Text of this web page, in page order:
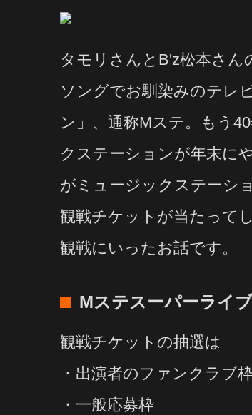
タモリさんとB'z松本さ
ソングでお馴染みのテレ
ン」、通称Mステ。もう
クステーションが年末に
がミュージックステーシ
観戦チケットが当たって
観戦にいったお話です。
Mステスーパーライ
観戦チケットの抽選は
・出演者のファンクラブ
・一般応募枠